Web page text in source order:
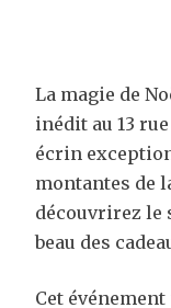
La magie de
inédit au 13
écrin
montantes de
découvrirez le
beau des
Cet